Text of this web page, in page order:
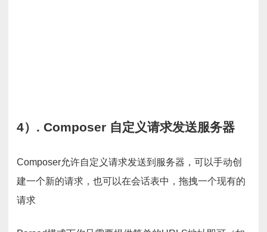
4）. Composer 自定义请求发送服务器
Composer允许自定义请求发送到服务器，可以手动创
建一个新的请求，也可以在会话表中，拖拽一个现有的
请求